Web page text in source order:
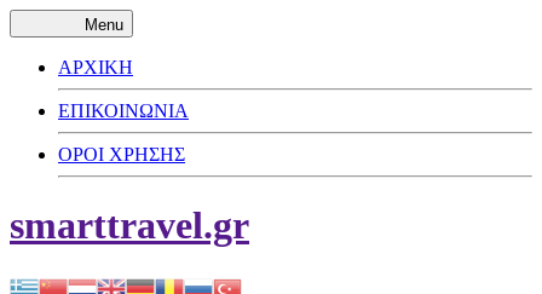
Menu
ΑΡΧΙΚΗ
ΕΠΙΚΟΙΝΩΝΙΑ
ΟΡΟΙ ΧΡΗΣΗΣ
smarttravel.gr